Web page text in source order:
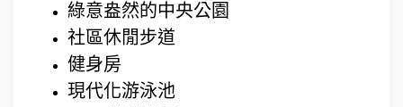
綠意盎然的中央公園
社區休閒步道
健身房
現代化游泳池